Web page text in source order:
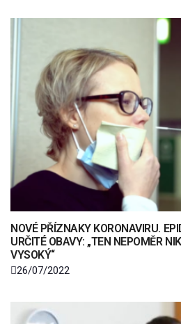
NOVÉ PŘÍZNAKY KORONAVIRU.
URČITÉ OBAVY: „TEN NEPOMĚR
VYSOKÝ“
26/07/2022